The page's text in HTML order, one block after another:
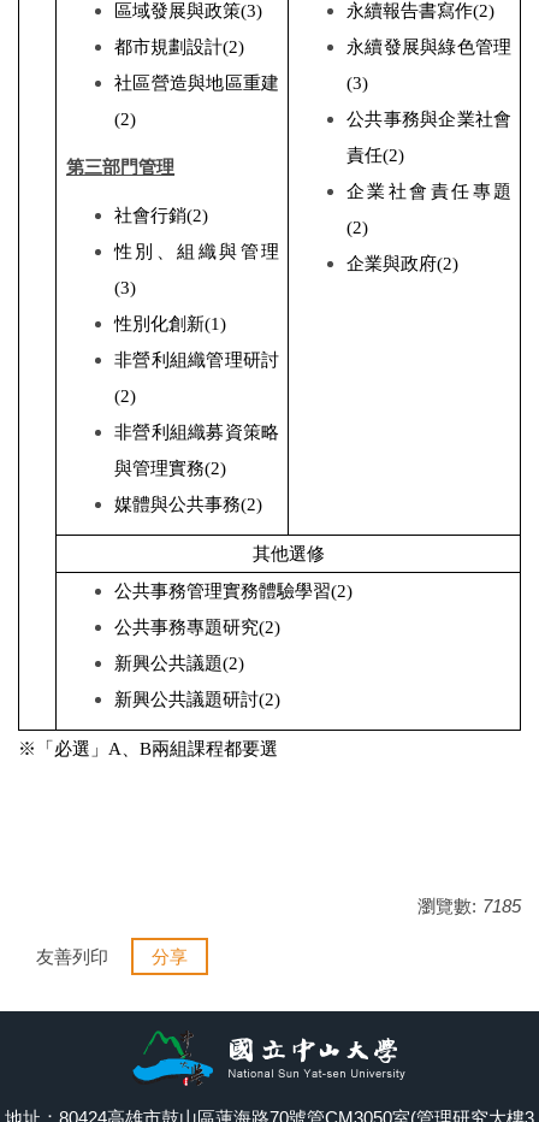
區域發展與政策(3)
都市規劃設計(2)
社區營造與地區重建
(2)
第三部門管理
社會行銷(2)
性別、組織與管理
(3)
性別化創新(1)
非營利組織管理研討
(2)
非營利組織募資策略
與管理實務(2)
媒體與公共事務(2)
永續報告書寫作(2)
永續發展與綠色管理
(3)
公共事務與企業社會
責任(2)
企業社會責任專題
(2)
企業與政府(2)
其他選修
公共事務管理實務體驗學習(2)
公共事務專題研究(2)
新興公共議題(2)
新興公共議題研討(2)
※「必選」A、B兩組課程都要選
瀏覽數: 7185
友善列印 分享
地址：80424高雄市鼓山區蓮海路70號管CM3050室(管理研究大樓3